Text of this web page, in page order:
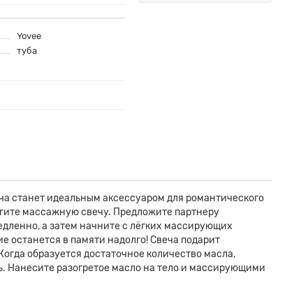
Yovee
туба
станет идеальным аксессуаром для романтического
массажную свечу. Предложите партнеру
а затем начните с лёгких массирующих
в памяти надолго! Свеча подарит
образуется достаточное количество масла,
Нанесите разогретое масло на тело и массирующими